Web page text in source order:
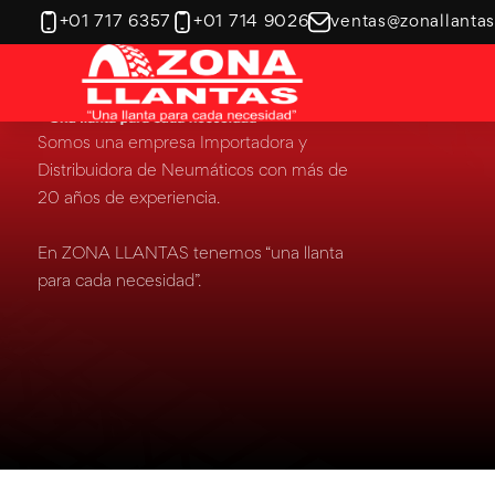
+01 717 6357 +01 714 9026
Maq. Industrial y OTR Tractor Agrícola
Somos una empresa Importadora y
Distribuidora de Neumáticos con más de
20 años de experiencia.
En ZONA LLANTAS tenemos “una llanta
para cada necesidad”.